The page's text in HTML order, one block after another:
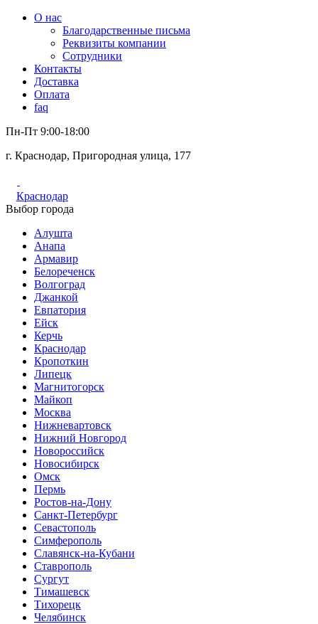
О нас
Благодарственные письма
Реквизиты компании
Сотрудники
Контакты
Доставка
Оплата
faq
Пн-Пт 9:00-18:00
г. Краснодар, Пригородная улица, 177
Краснодар
Выбор города
Алушта
Анапа
Армавир
Белореченск
Волгоград
Джанкой
Евпатория
Ейск
Керчь
Краснодар
Кропоткин
Липецк
Магнитогорск
Майкоп
Москва
Нижневартовск
Нижний Новгород
Новороссийск
Новосибирск
Омск
Пермь
Ростов-на-Дону
Санкт-Петербург
Севастополь
Симферополь
Славянск-на-Кубани
Ставрополь
Сургут
Тимашевск
Тихорецк
Челябинск